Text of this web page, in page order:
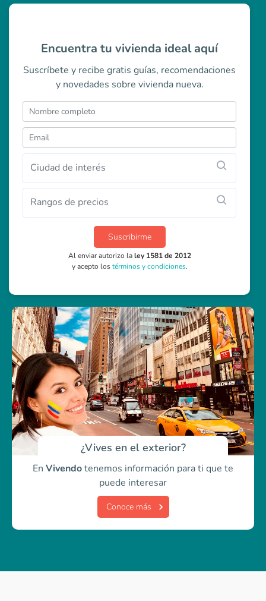
Encuentra tu vivienda ideal aquí
Suscríbete y recibe gratis guías, recomendaciones
y novedades sobre vivienda nueva.
Ciudad de interés
Rangos de precios
Suscribirme
Al enviar autorizo laley 1581 de 2012
y acepto lostérminos y condiciones.
¿Vives en el exterior?
En Vivendotenemos información para ti que te
puede interesar
Conoce más